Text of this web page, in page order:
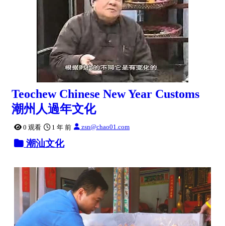
Teochew Chinese New Year Customs
潮州人過年文化
0 观看 1 年 前 zsn@chao01.com
潮汕文化
0:05:50